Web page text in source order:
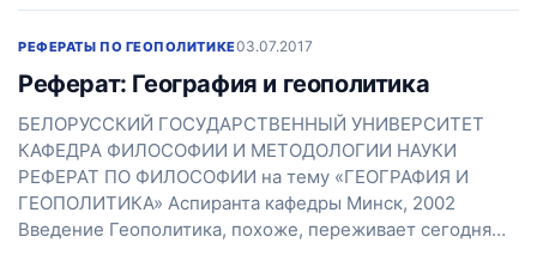
РЕФЕРАТЫ ПО ГЕОПОЛИТИКЕ03.07.2017
Реферат: География и геополитика
БЕЛОРУССКИЙ ГОСУДАРСТВЕННЫЙ УНИВЕРСИТЕТ
КАФЕДРА ФИЛОСОФИИ И МЕТОДОЛОГИИ НАУКИ
РЕФЕРАТ ПО ФИЛОСОФИИ на тему «ГЕОГРАФИЯ И
ГЕОПОЛИТИКА» Аспиранта кафедры Минск, 2002
Введение Геополитика, похоже, переживает сегодня…